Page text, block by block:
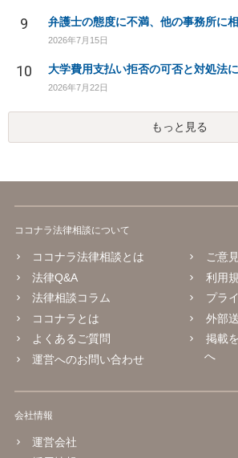
9 弁護士の態度に不満、他の事務所に
2026年7月15日
10 大学費用支払い拒否の可否と対処法
2026年7月22日
もっと見る
ココナラ法律相談について
ココナラ法律相談とは
法律Q&A
法律相談コラム
ココナラとは
よくあるご質問
運営へのお問い合わせ
ご意
利用
プラ
外部
掲載
へ
会社情報
運営会社